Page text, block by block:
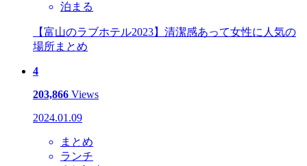
泊まる
【富山のラブホテル2023】清潔感あって女性に人気の
場所まとめ
4
203,866 Views
2024.01.09
まとめ
ランチ